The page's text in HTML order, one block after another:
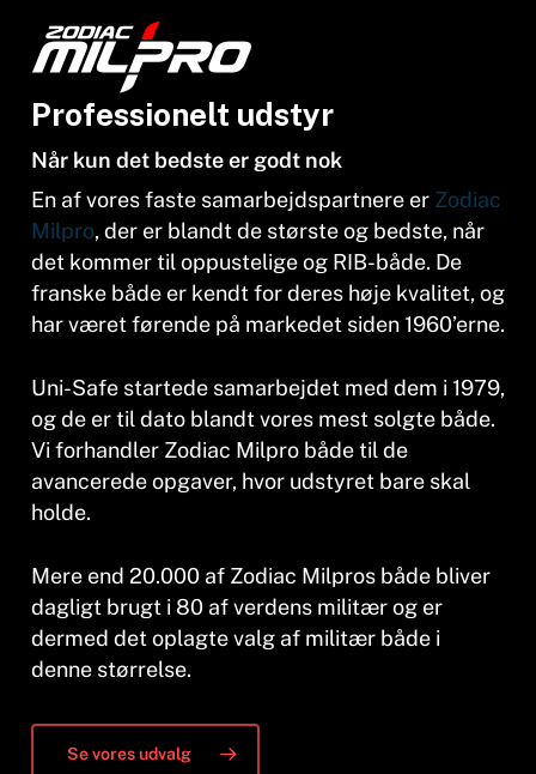
Professionelt udstyr
Når kun det bedste er godt nok
En af vores faste samarbejdspartnere er Zodiac
Milpro, der er blandt de største og bedste, når
det kommer til oppustelige og RIB-både. De
franske både er kendt for deres høje kvalitet, og
har været førende på markedet siden 1960’erne.
Uni-Safe startede samarbejdet med dem i 1979,
og de er til dato blandt vores mest solgte både.
Vi forhandler Zodiac Milpro både til de
avancerede opgaver, hvor udstyret bare skal
holde.
Mere end 20.000 af Zodiac Milpros både bliver
dagligt brugt i 80 af verdens militær og er
dermed det oplagte valg af militær både i
denne størrelse.
Se vores udvalg